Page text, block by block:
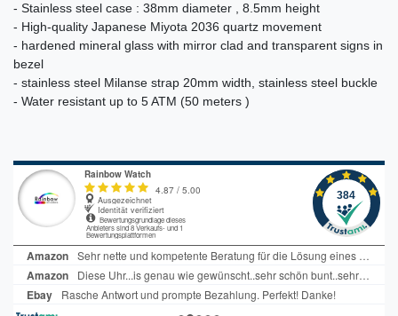
- Stainless steel case : 38mm diameter , 8.5mm height
- High-quality Japanese Miyota 2036 quartz movement
- hardened mineral glass with mirror clad and transparent signs in
bezel
- stainless steel Milanse strap 20mm width, stainless steel buckle
- Water resistant up to 5 ATM (50 meters )